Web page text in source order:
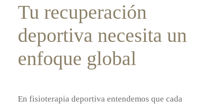
Tu recuperación
deportiva necesita un
enfoque global
En fisioterapia deportiva entendemos que cada